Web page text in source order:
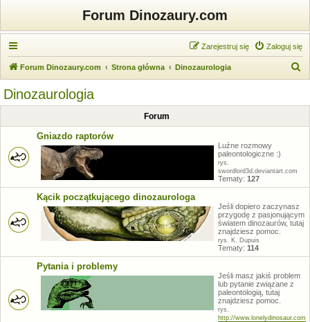
Forum Dinozaury.com
Zaloguj się
Zarejestruj się
Forum Dinozaury.com Strona główna Dinozaurologia
Dinozaurologia
Forum
Gniazdo raptorów
Luźne rozmowy
paleontologiczne :)
rys.
swordlord3d.deviantart.com
Tematy: 127
Kącik początkującego dinozaurologa
Jeśli dopiero zaczynasz
przygodę z pasjonującym
światem dinozaurów, tutaj
znajdziesz pomoc.
rys. K. Dupuis
Tematy: 114
Pytania i problemy
Jeśli masz jakiś problem
lub pytanie związane z
paleontologią, tutaj
znajdziesz pomoc.
rys.
http://www.lonelydinosaur.com